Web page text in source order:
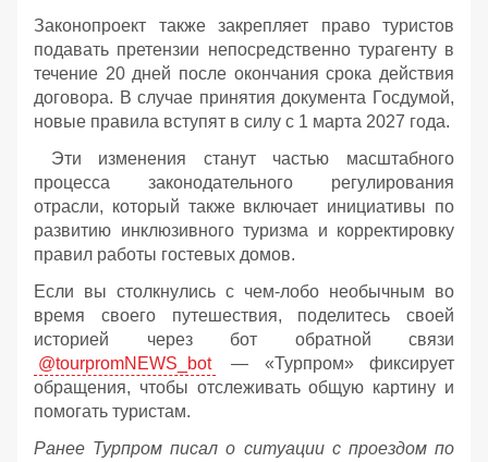
Законопроект также закрепляет право туристов
подавать претензии непосредственно турагенту в
течение 20 дней после окончания срока действия
договора. В случае принятия документа Госдумой,
новые правила вступят в силу с 1 марта 2027 года.
Эти изменения станут частью масштабного
процесса законодательного регулирования
отрасли, который также включает инициативы по
развитию инклюзивного туризма и корректировку
правил работы гостевых домов.
Если вы столкнулись с чем-лобо необычным во
время своего путешествия, поделитесь своей
историей через бот обратной связи
@tourpromNEWS_bot
— «Турпром» фиксирует
обращения, чтобы отслеживать общую картину и
помогать туристам.
Ранее Турпром писал о ситуации с проездом по